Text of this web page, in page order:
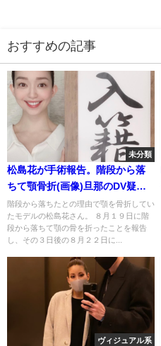
おすすめの記事
未分類
松島花が手術報告。階段から落
ちて顎骨折(画像)旦那のDV疑惑
は嘘？
階段から落ちたとの理由で顎を骨折してい
たモデルの松島花さん。 ８月１９日に階
段から落ちて顎の骨を折ったことを報告
し、その３日後の８月２２日に...
ヴィジュアル系